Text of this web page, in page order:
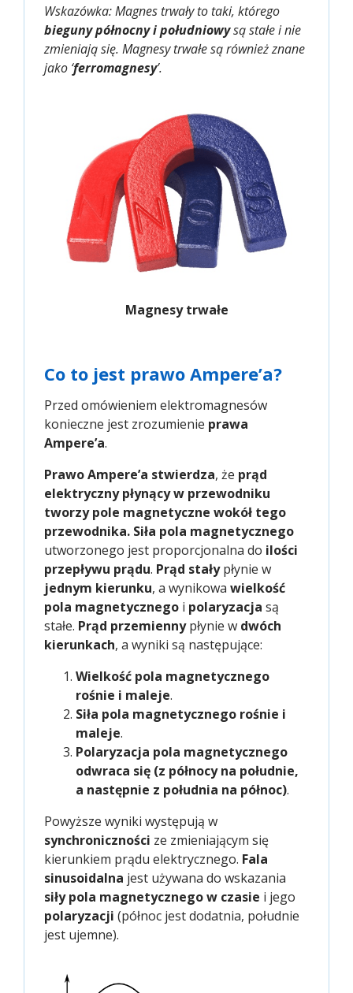
Wskazówka: Magnes trwały to taki, którego
bieguny północny i południowysą stałe i nie
zmieniają się. Magnesy trwałe są również znane
jako ‘ferromagnesy’.
Magnesy trwałe
Co to jest prawo Ampere’a?
Przed omówieniem elektromagnesów
konieczne jest zrozumienie prawa
Ampere’a.
Prawo Ampere’a stwierdza, że prąd
elektryczny płynący w przewodniku
tworzy pole magnetyczne wokół tego
przewodnika. Siła pola magnetycznego
utworzonego jest proporcjonalna do ilości
przepływu prądu. Prąd stałypłynie w
jednym kierunku, a wynikowa wielkość
pola magnetycznego i polaryzacja są
stałe. Prąd przemiennypłynie w dwóch
kierunkach, a wyniki są następujące:
Wielkość pola magnetycznego
rośnie i maleje.
Siła pola magnetycznego rośnie i
maleje.
Polaryzacja pola magnetycznego
odwraca się (z północy na południe,
a następnie z południa na północ).
Powyższe wyniki występują w
synchroniczności ze zmieniającym się
kierunkiem prądu elektrycznego. Fala
sinusoidalna jest używana do wskazania
siły pola magnetycznego w czasie i jego
polaryzacji (północ jest dodatnia, południe
jest ujemne).